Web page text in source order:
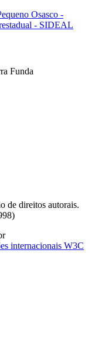
Funda
de direitos autorais.